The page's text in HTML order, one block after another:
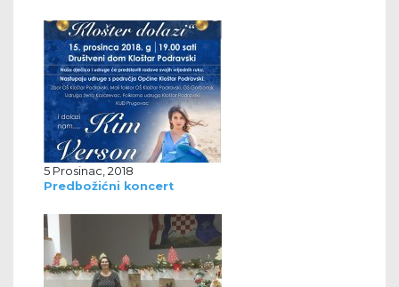
5 Prosinac, 2018
Predbožićni koncert